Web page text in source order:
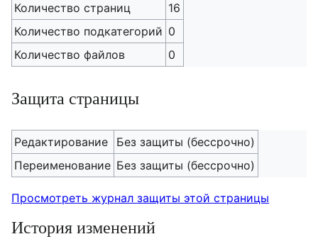
Количество страниц
16
Количество подкатегорий 0
Количество файлов
0
Защита страницы
Редактирование
Без защиты (бессрочно)
Переименование Без защиты (бессрочно)
Просмотреть журнал защиты этой страницы
История изменений